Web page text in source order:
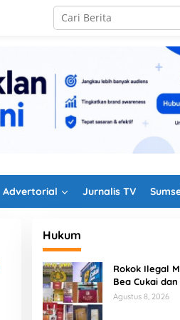
Advertorial Jurnalis TV
Hukum
Rokok Ilegal
Bea Cukai
Perkuat
Agustus 8, 2026